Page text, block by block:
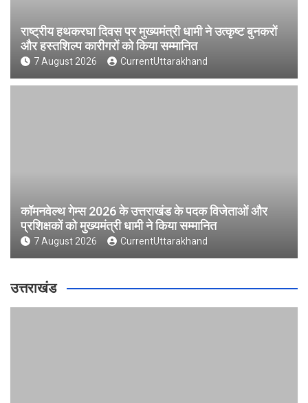
राष्ट्रीय हथकरघा दिवस पर मुख्यमंत्री धामी ने उत्कृष्ट बुनकरों
और हस्तशिल्प कारीगरों को किया सम्मानित
7 August 2026 CurrentUttarakhand
कॉमनवेल्थ गेम्स 2026 के उत्तराखंड के पदक विजेताओं और
प्रशिक्षकों को मुख्यमंत्री धामी ने किया सम्मानित
7 August 2026 CurrentUttarakhand
उत्तराखंड